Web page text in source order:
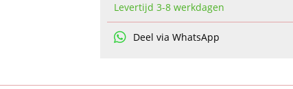
Levertijd 3-8 werkdagen
Deel via WhatsApp